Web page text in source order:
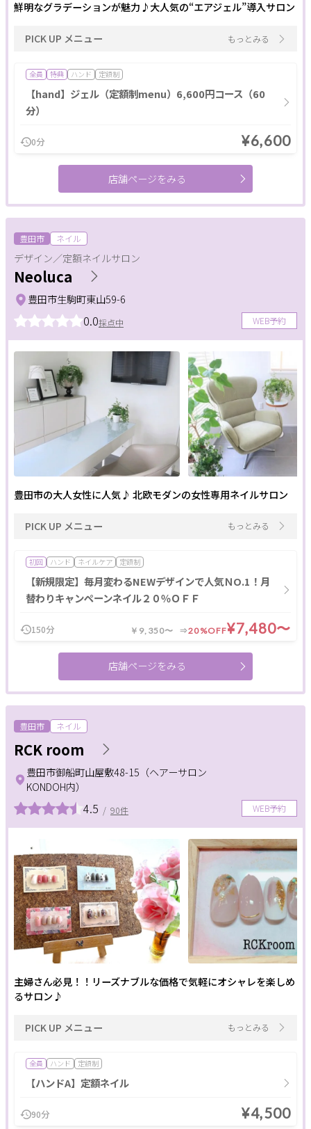
鮮明なグラデーションが魅力♪大人気の“エアジェル”導入サロン
PICK UP メニュー もっとみる
全員 特典 ハンド 定額制
【hand】ジェル（定額制menu）6,600円コース（60
分）
0分 ¥6,600
店舗ページをみる
豊田市 ネイル
デザイン／定額ネイルサロン
Neoluca
WEB予約
0.0採点中
豊田市生駒町東山59-6
豊田市の大人女性に人気♪ 北欧モダンの女性専用ネイルサロン
PICK UP メニュー もっとみる
初回 ハンド ネイルケア 定額制
【新規限定】毎月変わるNEWデザインで人気ＮO.1！月
替わりキャンペーンネイル２０％ＯＦＦ
150分 ￥9,350〜 20%OFF¥7,480〜
店舗ページをみる
豊田市 ネイル
RCK room
WEB予約
4.5 / 90件
豊田市御船町山屋敷48-15（ヘアーサロン
KONDOH内）
主婦さん必見！！リーズナブルな価格で気軽にオシャレを楽しめ
るサロン♪
PICK UP メニュー もっとみる
全員 ハンド 定額制
【ハンドA】定額ネイル
90分 ¥4,500